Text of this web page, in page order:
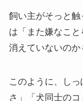
飼い主がそっと
は「また嫌なこ
消えていないのか
このように、し
さ」「犬同士の